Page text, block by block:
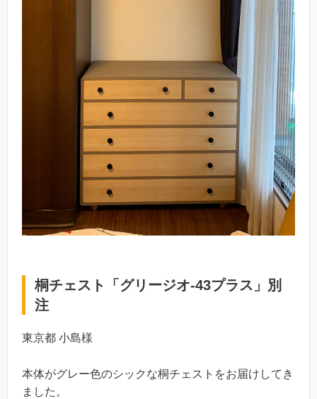
桐チェスト「グリージオ-43プラス」別
注
東京都 小島様
本体がグレー色のシックな桐チェストをお届けしてき
ました。